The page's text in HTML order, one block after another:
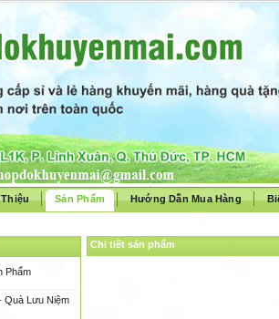
Sản Phẩm Hướng Dẫn Mua Hàng
Chi tiết sản phẩm
Phẩm
Quà Lưu Niệm